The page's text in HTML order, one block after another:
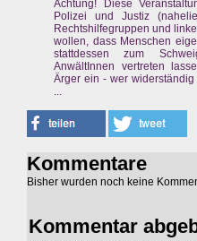
Achtung! Diese
Polizei und Justiz
Rechtshilfegruppen und
wollen, dass Menschen
stattdessen zum
AnwältInnen vertreten
Ärger ein - wer
...
Kommentare
Bisher wurden noch keine
Kommentar